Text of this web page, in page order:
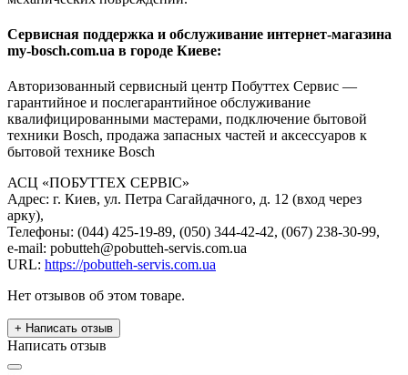
Сервисная поддержка и обслуживание интернет-магазина
my-bosch.com.ua в городе Киеве:
Авторизованный сервисный центр Побуттех Сервис —
гарантийное и послегарантийное обслуживание
квалифицированными мастерами, подключение бытовой
техники Bosch, продажа запасных частей и аксессуаров к
бытовой технике Bosch
АСЦ «ПОБУТТЕХ СЕРВІС»
Адрес: г. Киев, ул. Петра Сагайдачного, д. 12 (вход через
арку),
Телефоны: (044) 425-19-89, (050) 344-42-42, (067) 238-30-99,
e-mail: pobutteh@pobutteh-servis.com.ua
URL: https://pobutteh-servis.com.ua
Нет отзывов об этом товаре.
+ Написать отзыв
Написать отзыв